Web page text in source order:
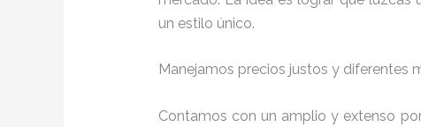
un estilo único.
Manejamos precios justos y diferentes
Contamos con un amplio y extenso